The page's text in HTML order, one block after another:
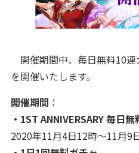
開催期間中、毎日無料10
を開催いたします。
開催期間 ：
・1ST ANNIVERSARY 毎日
2020年11月4日12時～11月9